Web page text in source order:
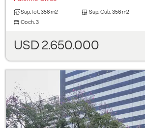
Sup.Tot. 356 m2 Sup. Cub. 356 m2
Coch. 3
USD 2.650.000